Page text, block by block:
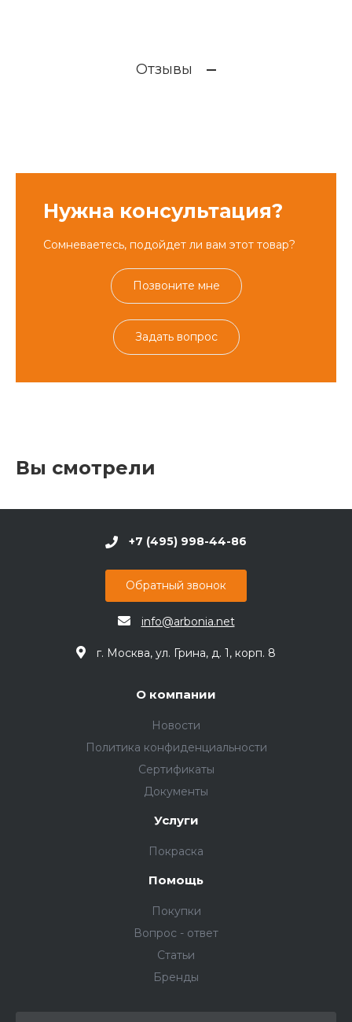
Отзывы
Нужна консультация?
Сомневаетесь, подойдет ли вам этот товар?
Позвоните мне
Задать вопрос
Вы смотрели
+7 (495) 998-44-86
Обратный звонок
info@arbonia.net
г. Москва, ул. Грина, д. 1, корп. 8
О компании
Новости
Политика конфиденциальности
Сертификаты
Документы
Услуги
Покраска
Помощь
Покупки
Вопрос - ответ
Статьи
Бренды